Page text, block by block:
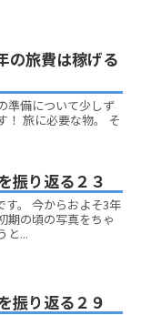
の旅費は稼げる
準備について少しず
！ 旅に必要な物。 そ
振り返る２３
す。 今からおよそ3年
期の頃の写真をちゃ
と...
振り返る２９